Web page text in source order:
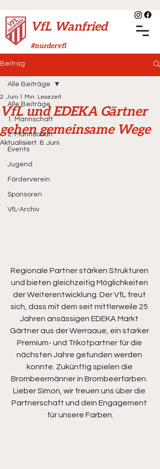
VfL Wanfried
#nurdervfl
Beitrag
Alle Beiträge
1. Mannschaft
2. Mannschaft
Events
Jugend
Förderverein
Sponsoren
VfL-Archiv
Alle Beiträge
VfL und EDEKA Gärtner
gehen gemeinsame Wege
2. Juni 1 Min. Lesezeit
Aktualisiert: 6. Juni
Regionale Partner stärken Strukturen
und bieten gleichzeitig Möglichkeiten
der Weiterentwicklung. Der VfL freut
sich, dass mit dem seit mittlerweile 25
Jahren ansässigen EDEKA Markt
Gärtner aus der Werraaue, ein starker
Premium- und Trikotpartner für die
nächsten Jahre gefunden werden
konnte. Zukünftig spielen die
Brombeermänner in Brombeerfarben.
Lieber Simon, wir freuen uns über die
Partnerschaft und dein Engagement
für unsere Farben.